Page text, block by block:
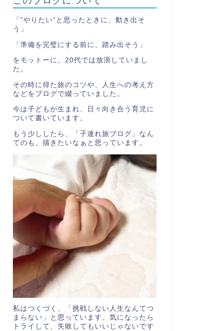
「”やりたい”と思ったときに、動き出そ
う」
「準備を完璧にする前に、踏み出そう」
をモットーに、20代では放浪していまし
た。
その時に得た旅のコツや、人生への考え方
などをブログで綴っていました。
今は子どもが生まれ、日々向き合う育児に
ついて書いています。
もう少ししたら、「子連れ旅ブログ」なん
てのも、描きたいなぁと思っています。
私はつくづく、「挑戦しない人生なんてつ
まらない」と思っています。気になったら
トライして、失敗してもいいじゃないです